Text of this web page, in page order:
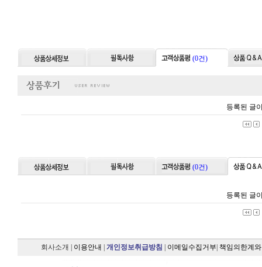
(0건)
등록된 글
(0건)
등록된 글
회사소개 이용안내 개인정보취급방침 이메일수집거부 책임의한계